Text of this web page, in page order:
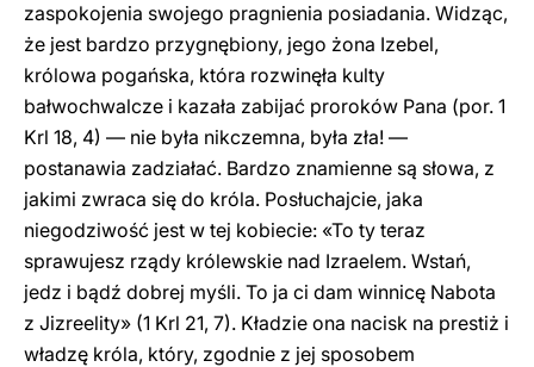
zaspokojenia swojego pragnienia posiadania. Widząc,
że jest bardzo przygnębiony, jego żona Izebel,
królowa pogańska, która rozwinęła kulty
bałwochwalcze i kazała zabijać proroków Pana (por. 1
Krl 18, 4) — nie była nikczemna, była zła! —
postanawia zadziałać. Bardzo znamienne są słowa, z
jakimi zwraca się do króla. Posłuchajcie, jaka
niegodziwość jest w tej kobiecie: «To ty teraz
sprawujesz rządy królewskie nad Izraelem. Wstań,
jedz i bądź dobrej myśli. To ja ci dam winnicę Nabota
z Jizreelity» (1 Krl 21, 7). Kładzie ona nacisk na prestiż i
władzę króla, który, zgodnie z jej sposobem